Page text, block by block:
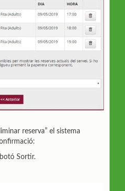
reserva” el sistema
Sortir.